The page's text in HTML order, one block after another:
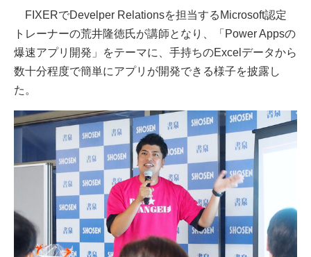
FIXERでDevelper Relationsを担当するMicrosoft認定
トレーナーの荒井隆徳氏が講師となり、「Power Appsの
爆速アプリ開発」をテーマに、手持ちのExcelデータから
数十分程度で簡単にアプリが開発できる様子を披露し
た。